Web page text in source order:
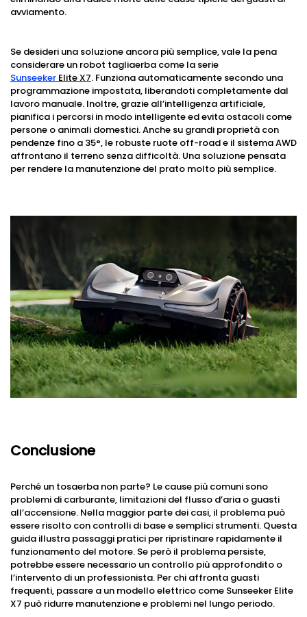
avviamento.
Se desideri una soluzione ancora più semplice, vale la pena
considerare un robot tagliaerba come la serie
Sunseeker Elite X7. Funziona automaticamente secondo una
programmazione impostata, liberandoti completamente dal
lavoro manuale. Inoltre, grazie all’intelligenza artificiale,
pianifica i percorsi in modo intelligente ed evita ostacoli come
persone o animali domestici. Anche su grandi proprietà con
pendenze fino a 35°, le robuste ruote off-road e il sistema AWD
affrontano il terreno senza difficoltà. Una soluzione pensata
per rendere la manutenzione del prato molto più semplice.
Conclusione
Perché un tosaerba non parte? Le cause più comuni sono
problemi di carburante, limitazioni del flusso d’aria o guasti
all’accensione. Nella maggior parte dei casi, il problema può
essere risolto con controlli di base e semplici strumenti. Questa
guida illustra passaggi pratici per ripristinare rapidamente il
funzionamento del motore. Se però il problema persiste,
potrebbe essere necessario un controllo più approfondito o
l’intervento di un professionista. Per chi affronta guasti
frequenti, passare a un modello elettrico come Sunseeker Elite
X7 può ridurre manutenzione e problemi nel lungo periodo.